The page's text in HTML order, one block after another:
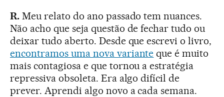
R. Meu relato do ano passado tem nuances.
Não acho que seja questão de fechar tudo ou
deixar tudo aberto. Desde que escrevi o livro,
encontramos uma nova variante que é muito
mais contagiosa e que tornou a estratégia
repressiva obsoleta. Era algo difícil de
prever. Aprendi algo novo a cada semana.